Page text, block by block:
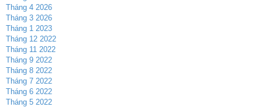
Tháng 4 2026
Tháng 3 2026
Tháng 1 2023
Tháng 12 2022
Tháng 11 2022
Tháng 9 2022
Tháng 8 2022
Tháng 7 2022
Tháng 6 2022
Tháng 5 2022